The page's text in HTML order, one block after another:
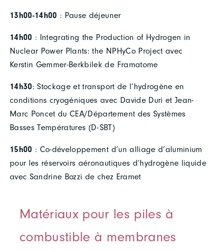
13h00-14h00 : Pause déjeuner
14h00 : Integrating the Production of Hydrogen in
Nuclear Power Plants: the NPHyCo Project avec
Kerstin Gemmer-Berkbilek de Framatome
14h30: Stockage et transport de l’hydrogène en
conditions cryogéniques avec Davide Duri et Jean-
Marc Poncet du CEA/Département des Systèmes
Basses Températures (D-SBT)
15h00 : Co-développement d’un alliage d’aluminium
pour les réservoirs aéronautiques d’hydrogène liquide
avec Sandrine Bozzi de chez Eramet
Matériaux pour les piles à
combustible à membranes